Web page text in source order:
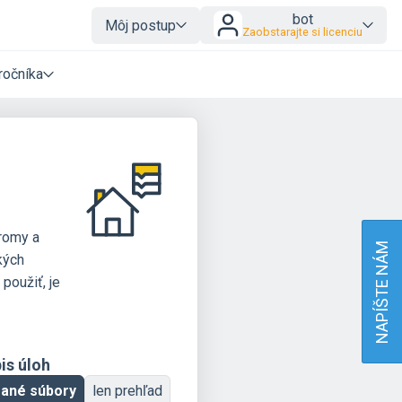
Môj postup bot
Zaobstarajte si licenciu
a
je
úloh
súbory len prehľad
NAPÍŠTE NÁM